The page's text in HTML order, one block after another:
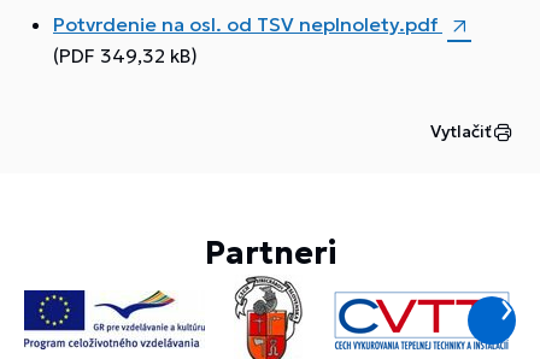
Potvrdenie na osl. od TSV neplnolety.pdf
(PDF 349,32 kB)
Vytlačiť
Partneri